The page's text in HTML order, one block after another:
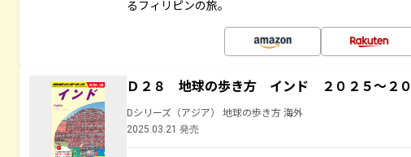
るフィリピンの旅。
Ｄ２８ 地球の歩き方 インド ２０２５～２
Dシリーズ（アジア） 地球の歩き方 海外
2025.03.21 発売